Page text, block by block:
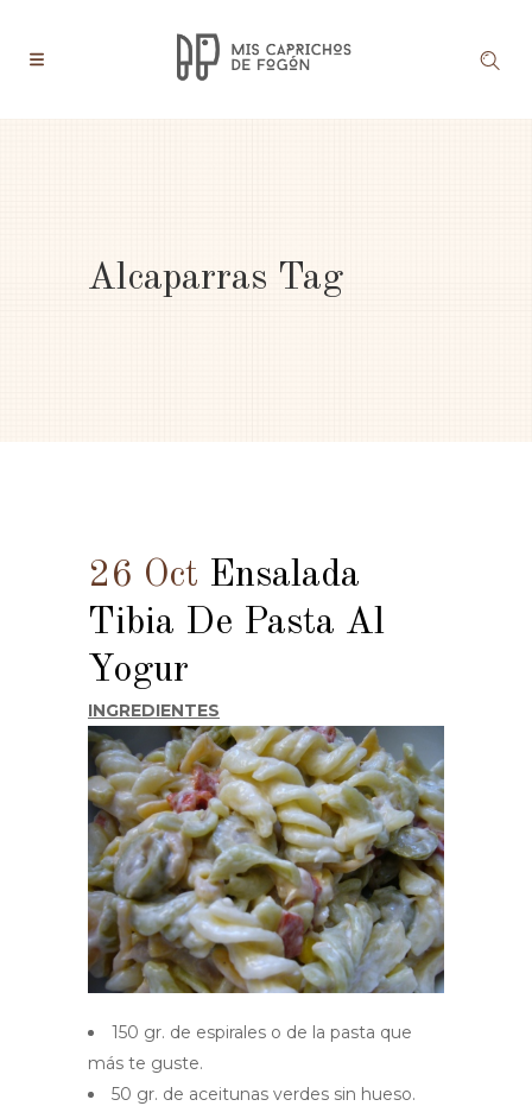
Alcaparras Tag
26 Oct Ensalada
Tibia De Pasta Al
Yogur
INGREDIENTES
150 gr. de espirales o de la pasta que
más te guste.
50 gr. de aceitunas verdes sin hueso.